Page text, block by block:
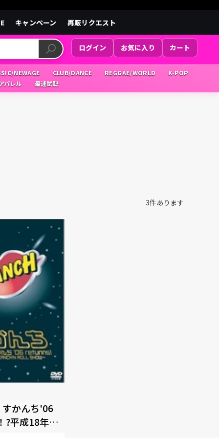
キャンペーン 再販リクエスト
ログイン お気に入り カート
NEWAGE CLUB/DANCE REGGAE/WORLD
K-POP
パレル 最速試聴
3件あります
すかんち'06
?平成18年の